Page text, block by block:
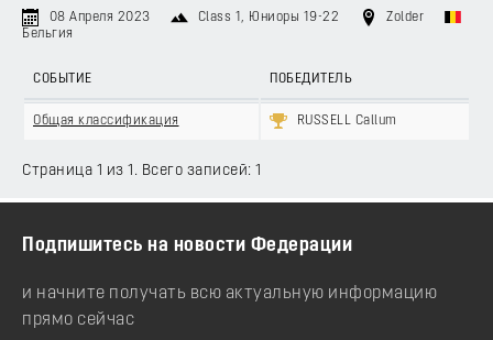
08 Апреля 2023 Class 1 , Юниоры 19-22
Zolder
Бельгия
СОБЫТИЕ ПОБЕДИТЕЛЬ
Общая классификация RUSSELL Callum
Страница 1 из 1. Всего записей: 1
Подпишитесь на новости Федерации
и начните получать всю актуальную информацию
прямо сейчас